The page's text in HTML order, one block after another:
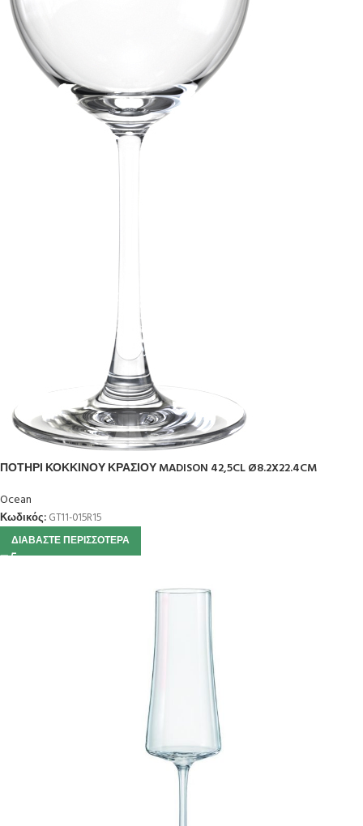
ΠΟΤΗΡΙ ΚΟΚΚΙΝΟΥ ΚΡΑΣΙΟΥ MADISON 42,5CL Ø8.2X22.4CM
Ocean
Κωδικός: GT11-015R15
ΔΙΑΒΆΣΤΕ ΠΕΡΙΣΣΌΤΕΡΑ